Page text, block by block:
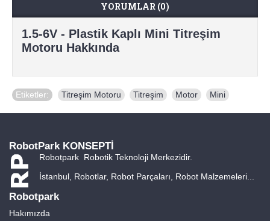
YORUMLAR (0)
1.5-6V - Plastik Kaplı Mini Titreşim
Motoru Hakkında
Etiketler: Titreşim Motoru Titreşim Motor Mini
RobotPark KONSEPTİ
Robotpark Robotik Teknoloji Merkezidir.
İstanbul, Robotlar, Robot Parçaları, Robot Malzemeleri...
Robotpark
Hakımızda